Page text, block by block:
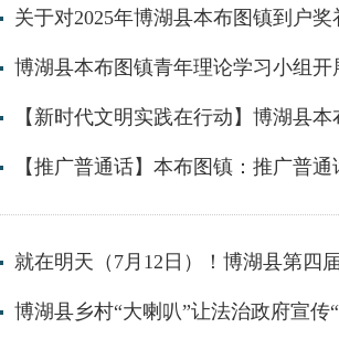
关于对2025年博湖县本布图镇到户
博湖县本布图镇青年理论学习小组开
【推广普通话】本布图镇：推广普
博湖县乡村“大喇叭”让法治政府宣传